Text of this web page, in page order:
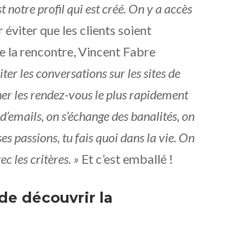
notre profil qui est créé. On y a accès
éviter que les clients soient
la rencontre, Vincent Fabre
les conversations sur les sites de
les rendez-vous le plus rapidement
on s’échange des banalités, on
passions, tu fais quoi dans la vie. On
les critères. » Et c’est emballé !
découvrir la